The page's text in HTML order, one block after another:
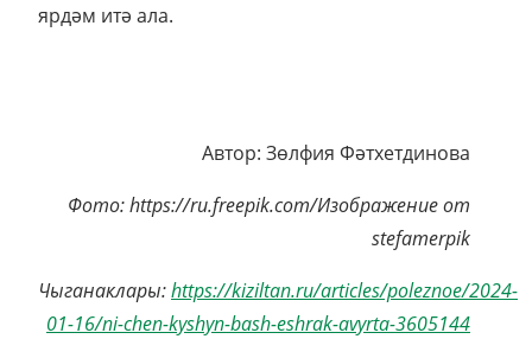
ярдәм итә ала.
Автор: Зөлфия Фәтхетдинова
Фото: https://ru.freepik.com/Изображение от
stefamerpik
Чыганаклары:https://kiziltan.ru/articles/poleznoe/2024-
01-16/ni-chen-kyshyn-bash-eshrak-avyrta-3605144